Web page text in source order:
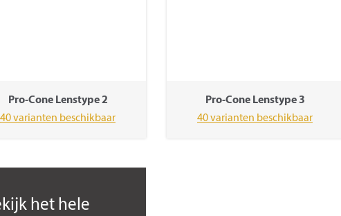
Pro-Cone Lenstype 2
40 varianten beschikbaar
Pro-Cone Lenstype 3
40 varianten beschikbaar
het hele